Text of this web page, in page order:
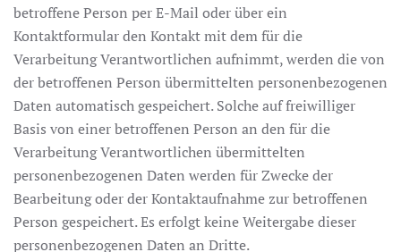
betroffene Person per E-Mail oder über ein
Kontaktformular den Kontakt mit dem für die
Verarbeitung Verantwortlichen aufnimmt, werden die von
der betroffenen Person übermittelten personenbezogenen
Daten automatisch gespeichert. Solche auf freiwilliger
Basis von einer betroffenen Person an den für die
Verarbeitung Verantwortlichen übermittelten
personenbezogenen Daten werden für Zwecke der
Bearbeitung oder der Kontaktaufnahme zur betroffenen
Person gespeichert. Es erfolgt keine Weitergabe dieser
personenbezogenen Daten an Dritte.